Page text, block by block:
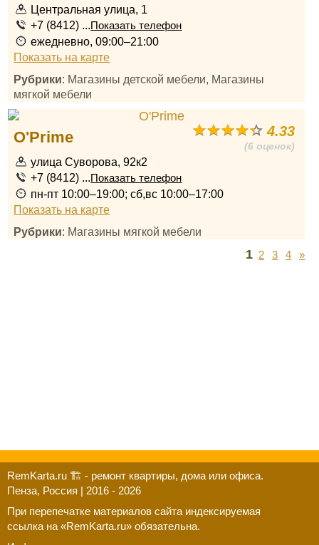
Центральная улица, 1
+7 (8412) ...Показать телефон
ежедневно, 09:00–21:00
Показать на карте
Рубрики: Магазины детской мебели, Магазины
мягкой мебели
4.33
(6 оценок)
O'Prime
улица Суворова, 92к2
+7 (8412) ...Показать телефон
пн-пт 10:00–19:00; сб,вс 10:00–17:00
Показать на карте
Рубрики: Магазины мягкой мебели
1 2 3 4 »
RemKarta.ru 🏗️ - ремонт квартиры, дома или офиса.
Пенза, Россия | 2016 - 2026
При перепечатке материалов сайта индексируемая
ссылка на «RemKarta.ru» обязательна.